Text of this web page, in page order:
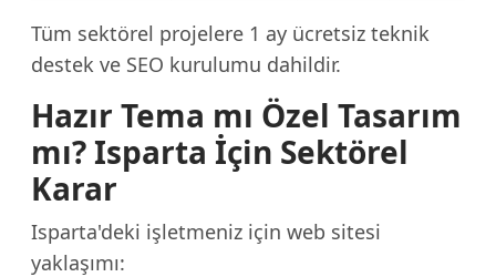
Tüm sektörel projelere 1 ay ücretsiz teknik
destek ve SEO kurulumu dahildir.
Hazır Tema mı Özel Tasarım
mı? Isparta İçin Sektörel
Karar
Isparta'deki işletmeniz için web sitesi
yaklaşımı: